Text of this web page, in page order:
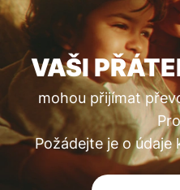
VAŠI
mohou přijímat
Požádejte je o